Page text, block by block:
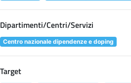
Dipartimenti/Centri/Servizi
Centro nazionale dipendenze e doping
Target